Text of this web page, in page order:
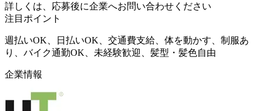
詳しくは、応募後に企業へお問い合わせください
注目ポイント
週払いOK、日払いOK、交通費支給、体を動かす、制服あ
り、バイク通勤OK、未経験歓迎、髪型・髪色自由
企業情報